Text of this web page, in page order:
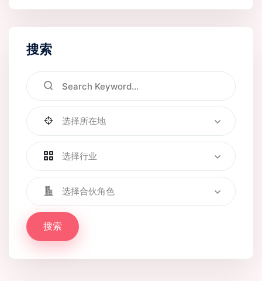
搜索
选择所在地
选择行业
选择合伙角色
搜索